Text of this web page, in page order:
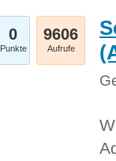
0
Punkte
9606
Aufrufe